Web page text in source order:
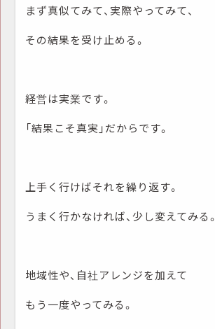
まず真似てみて、実際やってみて、
その結果を受け止める。
経営は実業です。
「結果こそ真実」だからです。
上手く行けばそれを繰り返す。
うまく行かなければ、少し変えてみる。
地域性や、自社アレンジを加えて
もう一度やってみる。